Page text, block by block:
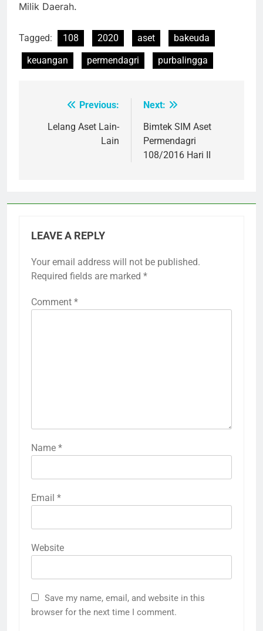
Milik Daerah.
Tagged: 108 2020 aset
bakeuda
keuangan
permendagri purbalingga
navigation
Previous:
Lelang Aset Lain-
Lain
Next:
Bimtek SIM Aset
Permendagri
108/2016 Hari II
LEAVE A REPLY
Your email address will not be published.
Required fields are marked *
Comment *
Name *
Email *
Website
Save my name, email, and website in this
browser for the next time I comment.